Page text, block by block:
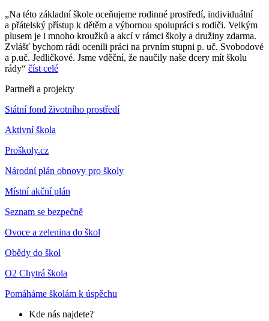
„Na této základní škole oceňujeme rodinné prostředí, individuální
a přátelský přístup k dětěm a výbornou spolupráci s rodiči. Velkým
plusem je i mnoho kroužků a akcí v rámci školy a družiny zdarma.
Zvlášť bychom rádi ocenili práci na prvním stupni p. uč. Svobodové
a p.uč. Jedličkové. Jsme vděční, že naučily naše dcery mít školu
rády“ číst celé
Partneři a projekty
Státní fond životního prostředí
Aktivní škola
Proškoly.cz
Národní plán obnovy pro školy
Místní akční plán
Seznam se bezpečně
Ovoce a zelenina do škol
Obědy do škol
O2 Chytrá škola
Pomáháme školám k úspěchu
Kde nás najdete?